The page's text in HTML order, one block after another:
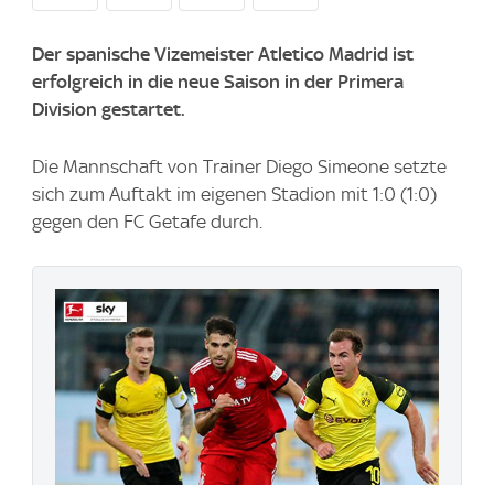
Der spanische Vizemeister Atletico Madrid ist
erfolgreich in die neue Saison in der Primera
Division gestartet.
Die Mannschaft von Trainer Diego Simeone setzte
sich zum Auftakt im eigenen Stadion mit 1:0 (1:0)
gegen den FC Getafe durch.